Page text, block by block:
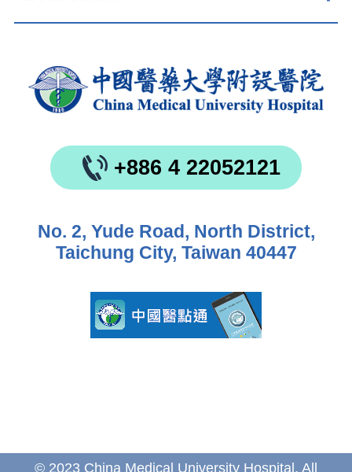
+886 4 22052121
No. 2, Yude Road, North District,
Taichung City, Taiwan 40447
© 2023 China Medical University Hospital. All